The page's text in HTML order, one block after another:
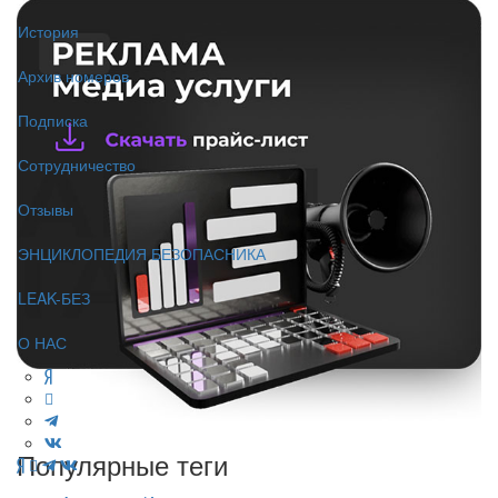
История
Архив номеров
Подписка
Сотрудничество
Отзывы
ЭНЦИКЛОПЕДИЯ БЕЗОПАСНИКА
LEAK-БЕЗ
О НАС
Популярные теги